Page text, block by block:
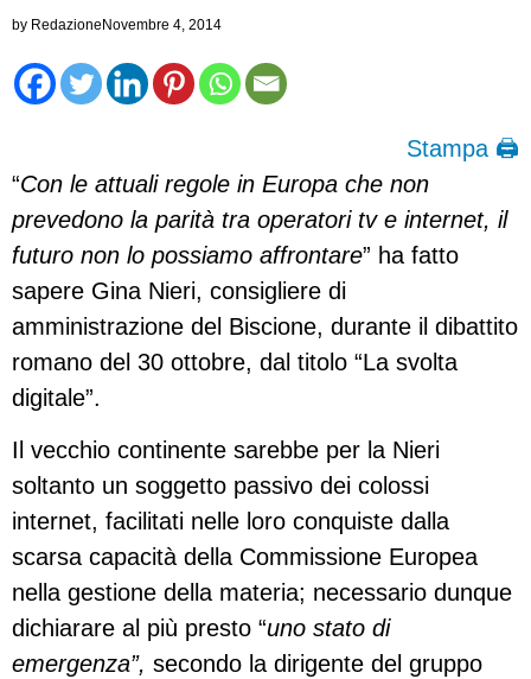
by Redazione Novembre 4, 2014
Stampa 🖨
“Con le attuali regole in Europa che non
prevedono la parità tra operatori tv e internet, il
futuro non lo possiamo affrontare” ha fatto
sapere Gina Nieri, consigliere di
amministrazione del Biscione, durante il dibattito
romano del 30 ottobre, dal titolo “La svolta
digitale”.
Il vecchio continente sarebbe per la Nieri
soltanto un soggetto passivo dei colossi
internet, facilitati nelle loro conquiste dalla
scarsa capacità della Commissione Europea
nella gestione della materia; necessario dunque
dichiarare al più presto “uno stato di
emergenza”, secondo la dirigente del gruppo